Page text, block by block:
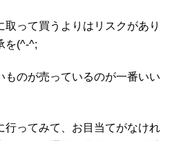
って買うよりはリスクがあり
を(^-^;
ものが売っているのが一番いい
行ってみて、お目当てがなけれ